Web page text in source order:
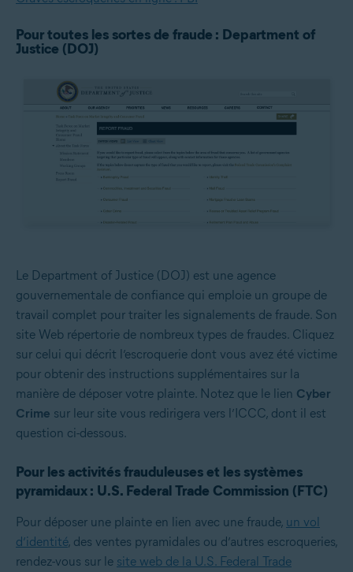
Pour toutes les sortes de fraude : Department of
Justice (DOJ)
Le Department of Justice (DOJ) est une agence
gouvernementale de confiance qui emploie un groupe de
travail complet pour traiter les signalements de fraude. Son
site Web répertorie de nombreux types de fraudes. Cliquez
sur celui qui décrit l’escroquerie dont vous avez été victime
pour obtenir des instructions supplémentaires sur la
manière de déposer votre plainte. Notez que le lien Cyber
Crime sur leur site vous redirigera vers l’ICCC, dont il est
question ci-dessous.
Pour les activités frauduleuses et les systèmes
pyramidaux : U.S. Federal Trade Commission (FTC)
Pour déposer une plainte en lien avec une fraude, un vol
d’identité, des ventes pyramidales ou d’autres escroqueries,
rendez-vous sur le site web de la U.S. Federal Trade